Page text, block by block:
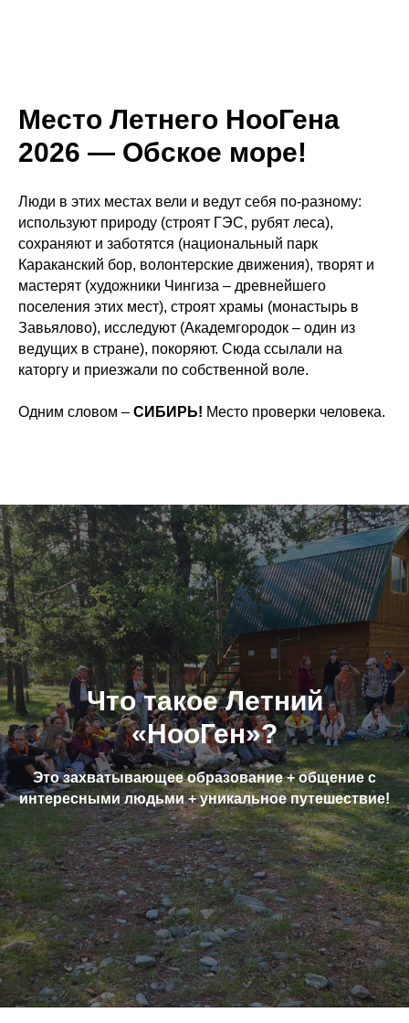
Место Летнего НооГена
2026 — Обское море!
Люди в этих местах вели и ведут себя по-разному:
используют природу (строят ГЭС, рубят леса),
сохраняют и заботятся (национальный парк
Караканский бор, волонтерские движения), творят и
мастерят (художники Чингиза – древнейшего
поселения этих мест), строят храмы (монастырь в
Завьялово), исследуют (Академгородок – один из
ведущих в стране), покоряют. Сюда ссылали на
каторгу и приезжали по собственной воле.
Одним словом – СИБИРЬ! Место проверки человека.
Что такое Летний
«НооГен»?
Это захватывающее образование + общение с
интересными людьми + уникальное путешествие!